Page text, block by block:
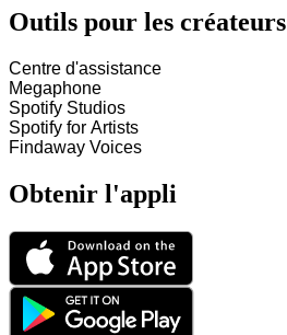
Outils pour les créateurs
Centre d'assistance
Megaphone
Spotify Studios
Spotify for Artists
Findaway Voices
Obtenir l'appli